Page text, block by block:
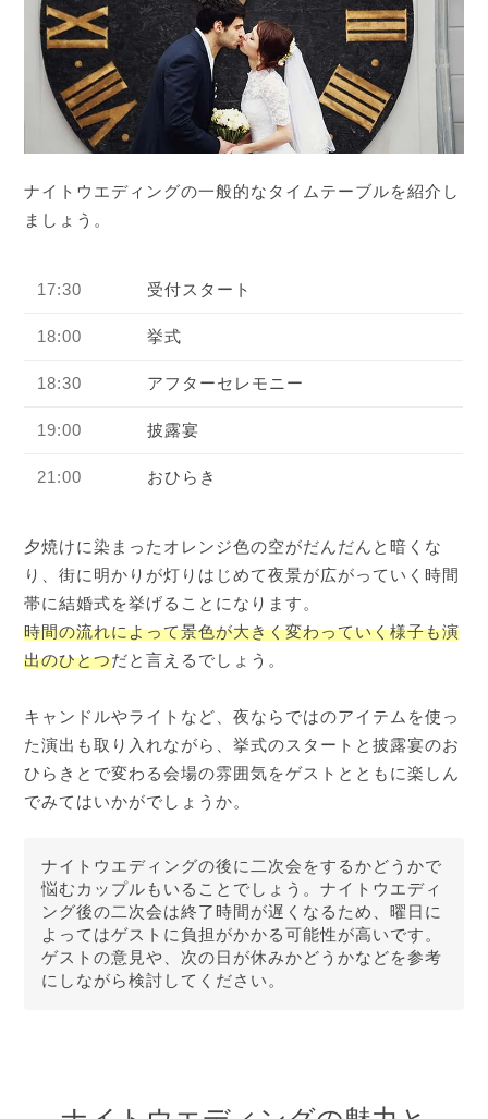
ナイトウエディングの一般的なタイムテーブルを紹介し
ましょう。
17:30 受付スタート
18:00 挙式
18:30 アフターセレモニー
19:00 披露宴
21:00 おひらき
夕焼けに染まったオレンジ色の空がだんだんと暗くな
り、街に明かりが灯りはじめて夜景が広がっていく時間
帯に結婚式を挙げることになります。
時間の流れによって景色が大きく変わっていく様子も演
出のひとつだと言えるでしょう。
キャンドルやライトなど、夜ならではのアイテムを使っ
た演出も取り入れながら、挙式のスタートと披露宴のお
ひらきとで変わる会場の雰囲気をゲストとともに楽しん
でみてはいかがでしょうか。
ナイトウエディングの後に二次会をするかどうかで
悩むカップルもいることでしょう。ナイトウエディ
ング後の二次会は終了時間が遅くなるため、曜日に
よってはゲストに負担がかかる可能性が高いです。
ゲストの意見や、次の日が休みかどうかなどを参考
にしながら検討してください。